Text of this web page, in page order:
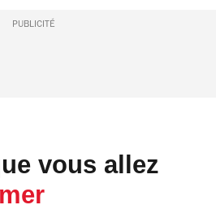
PUBLICITÉ
vous allez